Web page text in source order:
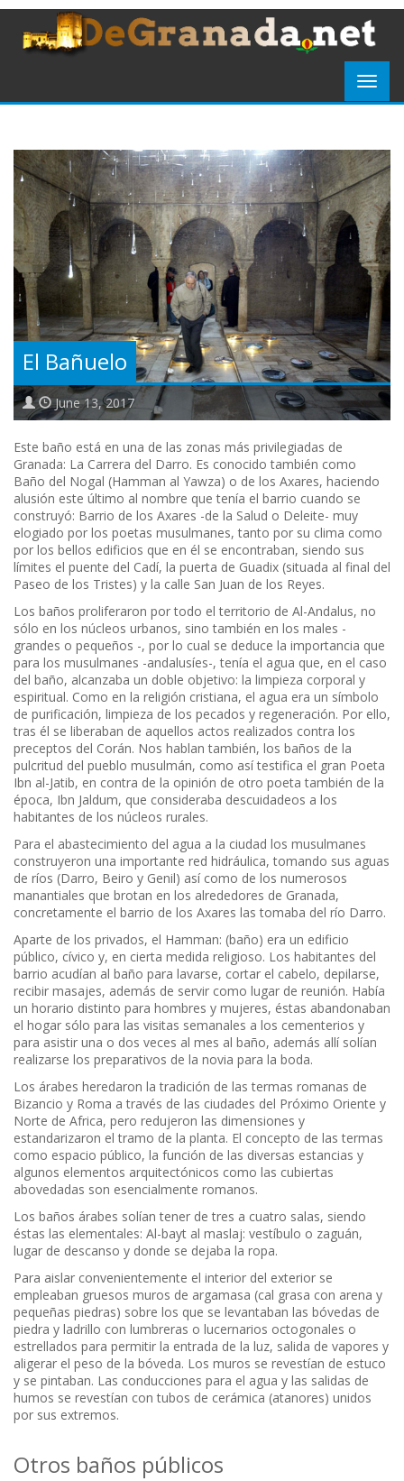
El Bañuelo
June 13, 2017
Este baño está en una de las zonas más privilegiadas de
Granada: La Carrera del Darro. Es conocido también como
Baño del Nogal (Hamman al Yawza) o de los Axares, haciendo
alusión este último al nombre que tenía el barrio cuando se
construyó: Barrio de los Axares -de la Salud o Deleite- muy
elogiado por los poetas musulmanes, tanto por su clima como
por los bellos edificios que en él se encontraban, siendo sus
límites el puente del Cadí, la puerta de Guadix (situada al final del
Paseo de los Tristes) y la calle San Juan de los Reyes.
Los baños proliferaron por todo el territorio de Al-Andalus, no
sólo en los núcleos urbanos, sino también en los males -
grandes o pequeños -, por lo cual se deduce la importancia que
para los musulmanes -andalusíes-, tenía el agua que, en el caso
del baño, alcanzaba un doble objetivo: la limpieza corporal y
espiritual. Como en la religión cristiana, el agua era un símbolo
de purificación, limpieza de los pecados y regeneración. Por ello,
tras él se liberaban de aquellos actos realizados contra los
preceptos del Corán. Nos hablan también, los baños de la
pulcritud del pueblo musulmán, como así testifica el gran Poeta
Ibn al-Jatib, en contra de la opinión de otro poeta también de la
época, Ibn Jaldum, que consideraba descuidadeos a los
habitantes de los núcleos rurales.
Para el abastecimiento del agua a la ciudad los musulmanes
construyeron una importante red hidráulica, tomando sus aguas
de ríos (Darro, Beiro y Genil) así como de los numerosos
manantiales que brotan en los alrededores de Granada,
concretamente el barrio de los Axares las tomaba del río Darro.
Aparte de los privados, el Hamman: (baño) era un edificio
público, cívico y, en cierta medida religioso. Los habitantes del
barrio acudían al baño para lavarse, cortar el cabelo, depilarse,
recibir masajes, además de servir como lugar de reunión. Había
un horario distinto para hombres y mujeres, éstas abandonaban
el hogar sólo para las visitas semanales a los cementerios y
para asistir una o dos veces al mes al baño, además allí solían
realizarse los preparativos de la novia para la boda.
Los árabes heredaron la tradición de las termas romanas de
Bizancio y Roma a través de las ciudades del Próximo Oriente y
Norte de Africa, pero redujeron las dimensiones y
estandarizaron el tramo de la planta. El concepto de las termas
como espacio público, la función de las diversas estancias y
algunos elementos arquitectónicos como las cubiertas
abovedadas son esencialmente romanos.
Los baños árabes solían tener de tres a cuatro salas, siendo
éstas las elementales: Al-bayt al maslaj: vestíbulo o zaguán,
lugar de descanso y donde se dejaba la ropa.
Para aislar convenientemente el interior del exterior se
empleaban gruesos muros de argamasa (cal grasa con arena y
pequeñas piedras) sobre los que se levantaban las bóvedas de
piedra y ladrillo con lumbreras o lucernarios octogonales o
estrellados para permitir la entrada de la luz, salida de vapores y
aligerar el peso de la bóveda. Los muros se revestían de estuco
y se pintaban. Las conducciones para el agua y las salidas de
humos se revestían con tubos de cerámica (atanores) unidos
por sus extremos.
Otros baños públicos